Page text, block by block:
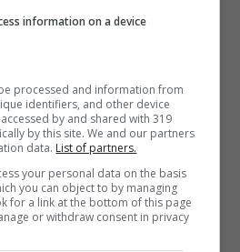
vince ancora Piacenza
piega la resistenza
aver perso il primo set
hanno saputo
a casa l’intera
information on a device
processed and information from
identifiers, and other device
by and shared with 319
by this site. We and our partners
data. List of partners.
your personal data on the basis
you can object to by managing
for a link at the bottom of this page
or withdraw consent in privacy